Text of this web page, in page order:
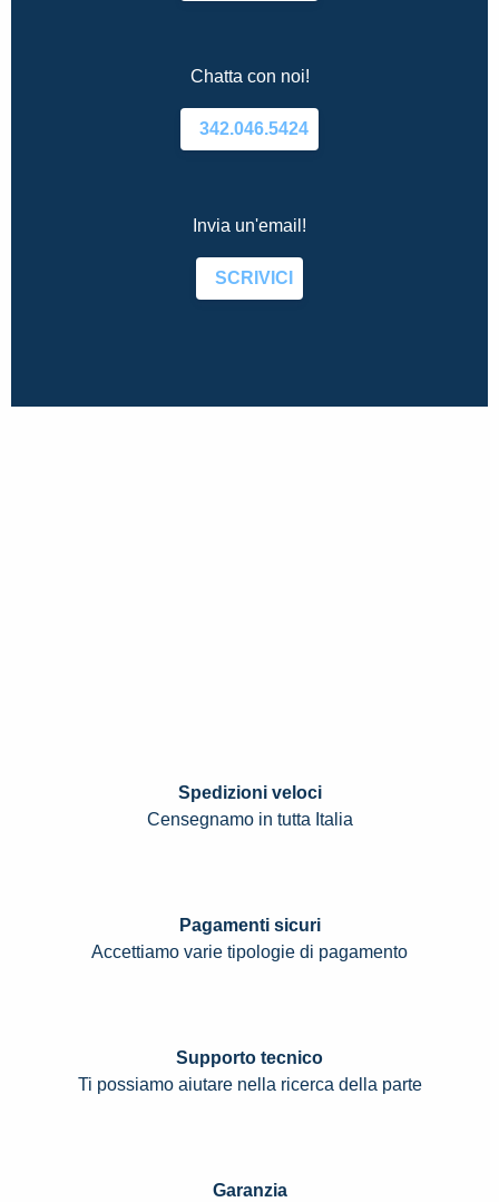
Chatta con noi!
342.046.5424
Invia un'email!
SCRIVICI
Spedizioni veloci
Censegnamo in tutta Italia
Pagamenti sicuri
Accettiamo varie tipologie di pagamento
Supporto tecnico
Ti possiamo aiutare nella ricerca della parte
Garanzia